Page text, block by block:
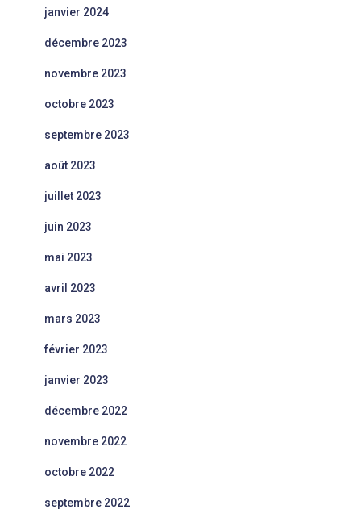
janvier 2024
décembre 2023
novembre 2023
octobre 2023
septembre 2023
août 2023
juillet 2023
juin 2023
mai 2023
avril 2023
mars 2023
février 2023
janvier 2023
décembre 2022
novembre 2022
octobre 2022
septembre 2022